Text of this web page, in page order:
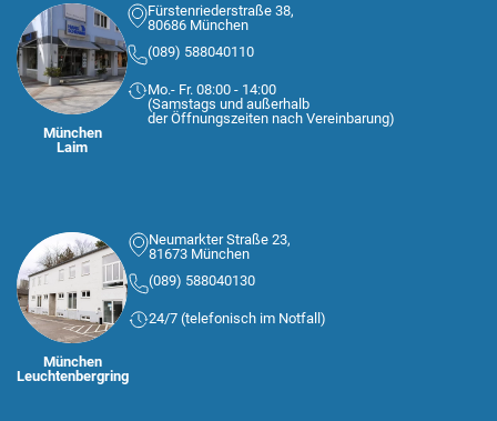
München
Laim
Fürstenriederstraße 38,
80686 München
(089) 588040110
Mo.- Fr. 08:00 - 14:00
(Samstags und außerhalb
der Öffnungszeiten nach Vereinbarung)
München
Leuchtenbergring
Neumarkter Straße 23,
81673 München
(089) 588040130
24/7 (telefonisch im Notfall)